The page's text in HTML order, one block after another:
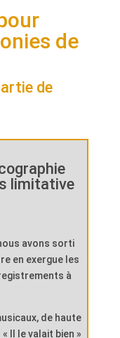
de
de
limitative
avons sorti
en exergue les
à
de haute
Il le valait bien »